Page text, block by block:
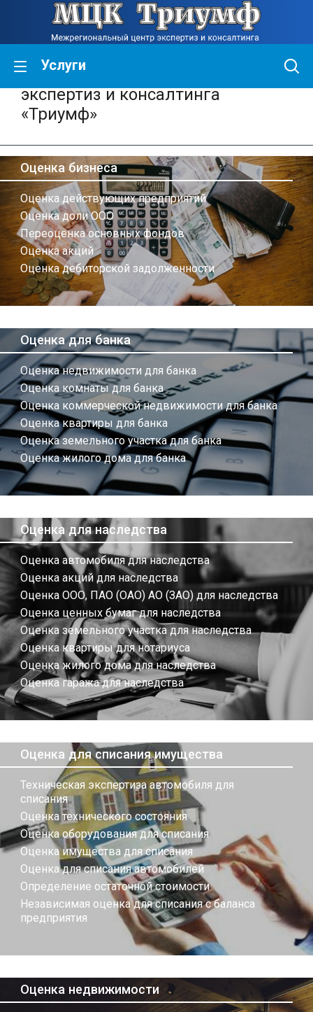
Услуги
Межрегиональный центр
экспертиз и консалтинга
«Триумф»
Оценка бизнеса
Оценка действующих предприятий
Оценка доли ООО
Переоценка основных фондов
Оценка акций
Оценка дебиторской задолженности
Оценка для банка
Оценка недвижимости для банка
Оценка комнаты для банка
Оценка коммерческой недвижимости для банка
Оценка квартиры для банка
Оценка земельного участка для банка
Оценка жилого дома для банка
Оценка для наследства
Оценка автомобиля для наследства
Оценка акций для наследства
Оценка ООО, ПАО (ОАО) АО (ЗАО) для наследства
Оценка ценных бумаг для наследства
Оценка земельного участка для наследства
Оценка квартиры для нотариуса
Оценка жилого дома для наследства
Оценка гаража для наследства
Оценка для списания имущества
Техническая экспертиза автомобиля для
списания
Оценка технического состояния
Оценка оборудования для списания
Оценка имущества для списания
Оценка для списания автомобилей
Определение остаточной стоимости
Независимая оценка для списания с баланса
предприятия
Оценка недвижимости